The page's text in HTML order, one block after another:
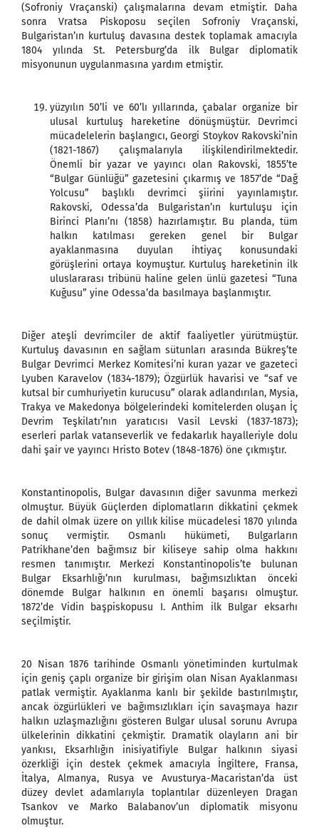
(Sofroniy Vraçanski) çalışmalarına devam etmiştir. Daha
sonra Vratsa Piskoposu seçilen Sofroniy Vraçanski,
Bulgaristan’ın kurtuluş davasına destek toplamak amacıyla
1804 yılında St. Petersburg’da ilk Bulgar diplomatik
misyonunun uygulanmasına yardım etmiştir.
yüzyılın 50’li ve 60’lı yıllarında, çabalar organize bir
ulusal kurtuluş hareketine dönüşmüştür. Devrimci
mücadelelerin başlangıcı, Georgi Stoykov Rakovski’nin
(1821-1867) çalışmalarıyla ilişkilendirilmektedir.
Önemli bir yazar ve yayıncı olan Rakovski, 1855’te
“Bulgar Günlüğü” gazetesini çıkarmış ve 1857’de “Dağ
Yolcusu” başlıklı devrimci şiirini yayınlamıştır.
Rakovski, Odessa’da Bulgaristan’ın kurtuluşu için
Birinci Planı’nı (1858) hazırlamıştır. Bu planda, tüm
halkın katılması gereken genel bir Bulgar
ayaklanmasına duyulan ihtiyaç konusundaki
görüşlerini ortaya koymuştur. Kurtuluş hareketinin ilk
uluslararası tribünü haline gelen ünlü gazetesi “Tuna
Kuğusu” yine Odessa’da basılmaya başlanmıştır.
Diğer ateşli devrimciler de aktif faaliyetler yürütmüştür.
Kurtuluş davasının en sağlam sütunları arasında Bükreş’te
Bulgar Devrimci Merkez Komitesi’ni kuran yazar ve gazeteci
Lyuben Karavelov (1834-1879); Özgürlük havarisi ve “saf ve
kutsal bir cumhuriyetin kurucusu” olarak adlandırılan, Mysia,
Trakya ve Makedonya bölgelerindeki komitelerden oluşan İç
Devrim Teşkilatı’nın yaratıcısı Vasil Levski (1837-1873);
eserleri parlak vatanseverlik ve fedakarlık hayalleriyle dolu
dahi şair ve yayıncı Hristo Botev (1848-1876) öne çıkmıştır.
Konstantinopolis, Bulgar davasının diğer savunma merkezi
olmuştur. Büyük Güçlerden diplomatların dikkatini çekmek
de dahil olmak üzere on yıllık kilise mücadelesi 1870 yılında
sonuç vermiştir. Osmanlı hükümeti, Bulgarların
Patrikhane’den bağımsız bir kiliseye sahip olma hakkını
resmen tanımıştır. Merkezi Konstantinopolis’te bulunan
Bulgar Eksarhlığı’nın kurulması, bağımsızlıktan önceki
dönemde Bulgar halkının en önemli başarısı olmuştur.
1872’de Vidin başpiskopusu I. Anthim ilk Bulgar eksarhı
seçilmiştir.
20 Nisan 1876 tarihinde Osmanlı yönetiminden kurtulmak
için geniş çaplı organize bir girişim olan Nisan Ayaklanması
patlak vermiştir. Ayaklanma kanlı bir şekilde bastırılmıştır,
ancak özgürlükleri ve bağımsızlıkları için savaşmaya hazır
halkın uzlaşmazlığını gösteren Bulgar ulusal sorunu Avrupa
ülkelerinin dikkatini çekmiştir. Dramatik olayların ani bir
yankısı, Eksarhlığın inisiyatifiyle Bulgar halkının siyasi
özerkliği için destek çekmek amacıyla İngiltere, Fransa,
İtalya, Almanya, Rusya ve Avusturya-Macaristan’da üst
düzey devlet adamlarıyla toplantılar düzenleyen Dragan
Tsankov ve Marko Balabanov’un diplomatik misyonu
olmuştur.